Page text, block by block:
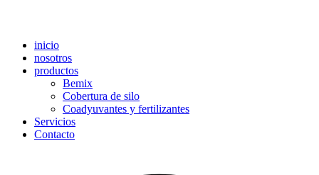
inicio
nosotros
productos
Bemix
Cobertura de silo
Coadyuvantes y fertilizantes
Servicios
Contacto